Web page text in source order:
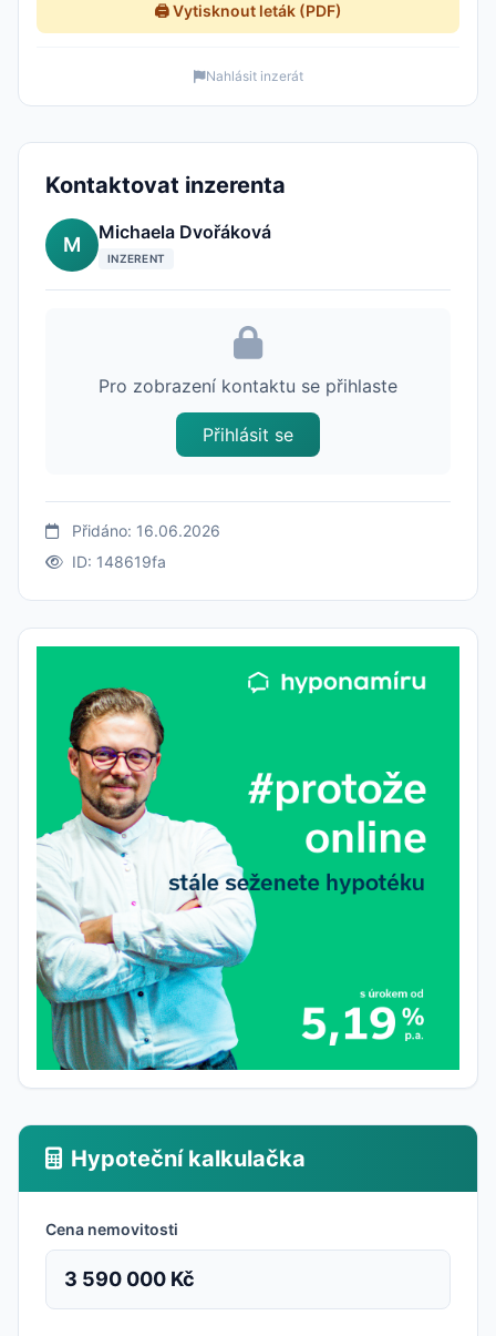
🖨️ Vytisknout leták (PDF)
Nahlásit inzerát
Kontaktovat inzerenta
M
Michaela Dvořáková
INZERENT
Pro zobrazení kontaktu se přihlaste
Přihlásit se
Přidáno: 16.06.2026
ID: 148619fa
Hypoteční kalkulačka
Cena nemovitosti
3 590 000 Kč